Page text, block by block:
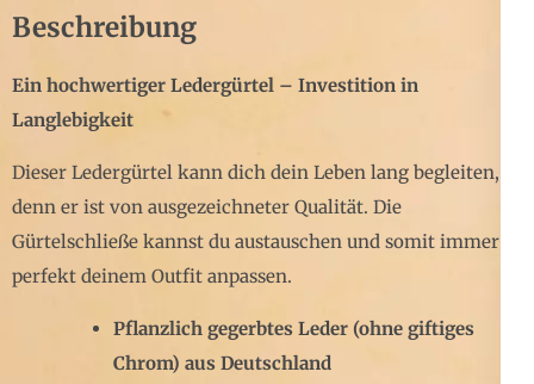
Beschreibung
Ein hochwertiger Ledergürtel – Investition in
Langlebigkeit
Dieser Ledergürtel kann dich dein Leben lang begleiten,
denn er ist von ausgezeichneter Qualität. Die
Gürtelschließe kannst du austauschen und somit immer
perfekt deinem Outfit anpassen.
Pflanzlich gegerbtes Leder (ohne giftiges
Chrom) aus Deutschland